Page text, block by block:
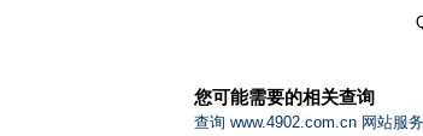
您可能需要的相关查询
查询 www.4902.com.cn 网站服